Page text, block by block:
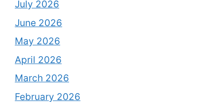
July 2026
June 2026
May 2026
April 2026
March 2026
February 2026